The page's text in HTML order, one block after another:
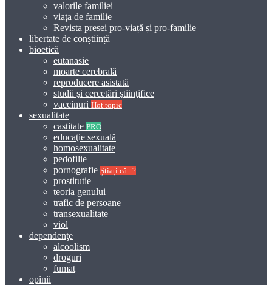
valorile familiei
viaţa de familie
Revista presei pro-viață și pro-familie
libertate de conștiință
bioetică
eutanasie
moarte cerebrală
reproducere asistată
studii şi cercetări ştiinţifice
vaccinuri Hot topic
sexualitate
castitate PRO
educaţie sexuală
homosexualitate
pedofilie
pornografie Știați că...?
prostitutie
teoria genului
trafic de persoane
transexualitate
viol
dependenţe
alcoolism
droguri
fumat
opinii